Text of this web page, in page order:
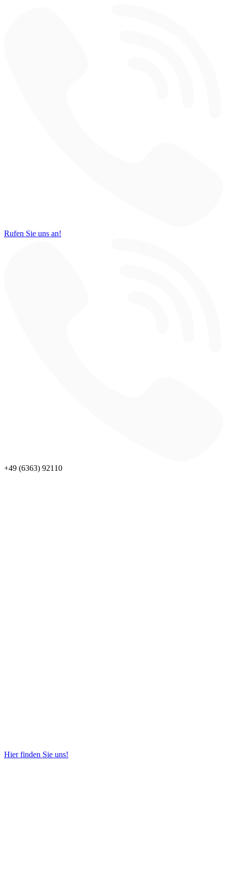
Rufen Sie uns an!
+49 (6363) 92110
Hier finden Sie uns!